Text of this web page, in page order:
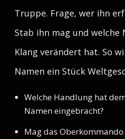
Truppe. Frage, wer ihn
Stab ihn mag und welche
Klang verändert hat. So
Namen ein Stück
Welche Handlung hat
Namen eingebracht?
Mag das